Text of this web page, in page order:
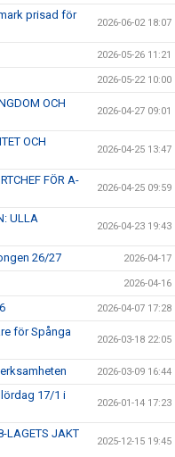
prisad för
2026-06-02 18:07
2026-05-26 11:21
2026-05-22 10:00
OCH
2026-04-27 09:01
OCH
2026-04-25 13:47
FÖR A-
2026-04-25 09:59
ULLA
2026-04-23 19:43
26/27 2026-04-17
2026-04-16
2026-04-07 17:28
för Spånga
2026-03-18 22:05
2026-03-09 16:44
17/1 i
2026-01-14 17:23
LAGETS JAKT
2025-12-15 19:45